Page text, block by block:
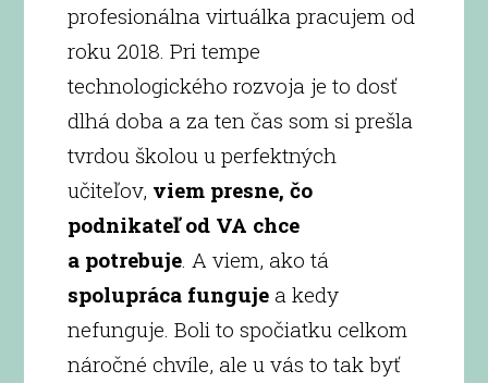
profesionálna virtuálka pracujem od
roku 2018. Pri tempe
technologického rozvoja je to dosť
dlhá doba a za ten čas som si prešla
tvrdou školou u perfektných
učiteľov, viem presne, čo
podnikateľ od VA chce
a potrebuje . A viem, ako tá
spolupráca funguje a kedy
nefunguje. Boli to spočiatku celkom
náročné chvíle, ale u vás to tak byť